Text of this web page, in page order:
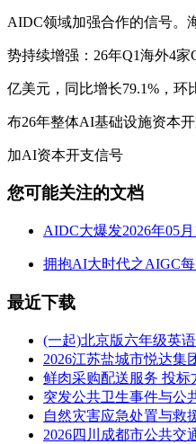
AIDC领域加强合作的信号。
势持续增强：26年Q1海外4家
亿美元，同比增长79.1%，环
布26年整体AI基础设施资本
加AI资本开支信号
您可能关注的文档
AIDC大爆发2026年05月
拥抱AI大时代之AIGC每
最近下载
(一起)北京版六年级英语
2026江苏盐城市悦达集
鲜肉采购配送服务 投标
突发公共卫生事件与公
自然灾害应急处置与救
2026四川成都市公共交